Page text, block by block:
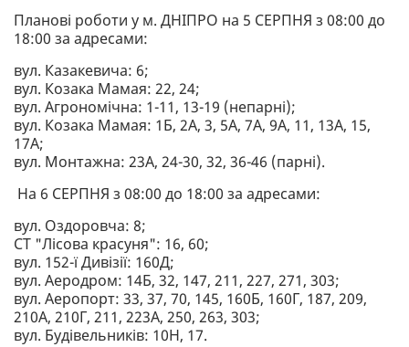
Планові роботи у м. ДНІПРО на 5 СЕРПНЯ з 08:00 до
18:00 за адресами:
вул. Казакевича: 6;
вул. Козака Мамая: 22, 24;
вул. Агрономічна: 1-11, 13-19 (непарні);
вул. Козака Мамая: 1Б, 2А, 3, 5А, 7А, 9А, 11, 13А, 15,
17А;
вул. Монтажна: 23А, 24-30, 32, 36-46 (парні).
На 6 СЕРПНЯ з 08:00 до 18:00 за адресами:
вул. Оздоровча: 8;
СТ "Лісова красуня": 16, 60;
вул. 152-ї Дивізії: 160Д;
вул. Аеродром: 14Б, 32, 147, 211, 227, 271, 303;
вул. Аеропорт: 33, 37, 70, 145, 160Б, 160Г, 187, 209,
210А, 210Г, 211, 223А, 250, 263, 303;
вул. Будівельників: 10Н, 17.